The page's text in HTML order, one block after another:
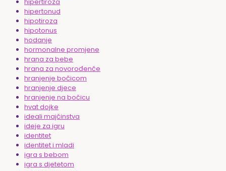
hipertonud
hipotiroza
hipotonus
hodanje
hormonalne promjene
hrana za bebe
hrana za novorođenče
hranjenje bočicom
hranjenje djece
hranjenje na bočicu
hvat dojke
ideali majčinstva
ideje za igru
identitet
identitet i mladi
igra s bebom
igra s djetetom